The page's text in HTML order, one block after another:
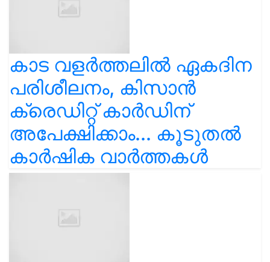
കാട വളര്‍ത്തലിൽ ഏകദിന
പരിശീലനം, കിസാൻ
ക്രെഡിറ്റ് കാർഡിന്
അപേക്ഷിക്കാം... കൂടുതൽ
കാർഷിക വാർത്തകൾ